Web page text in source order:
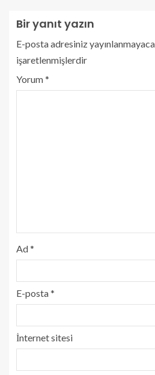
Bir yanıt yazın
E-posta adresiniz
işaretlenmişlerdir
Yorum*
Ad*
E-posta*
İnternet sitesi